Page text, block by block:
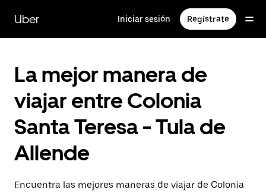
contenido
principal
Uber Iniciar sesión Regístrate
La mejor manera de
viajar entre Colonia
Santa Teresa - Tula de
Allende
Encuentra las mejores maneras de viajar de Colonia